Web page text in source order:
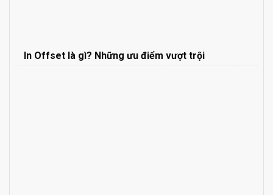
In Offset là gì? Những ưu điểm vượt trội